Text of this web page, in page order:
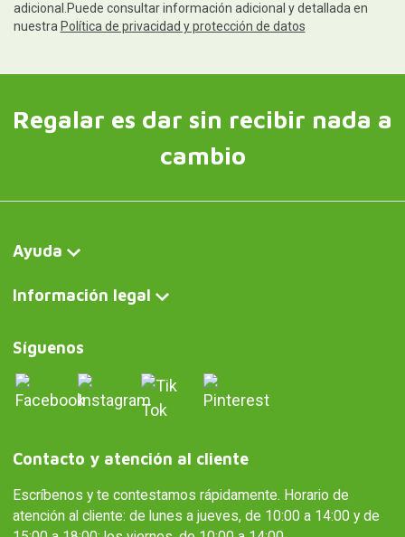
adicional.Puede consultar información adicional y detallada en
nuestra Política de privacidad y protección de datos
Regalar es dar sin recibir nada a
cambio
Ayuda
Información legal
Síguenos
Contacto y atención al cliente
Escríbenos y te contestamos rápidamente. Horario de
atención al cliente: de lunes a jueves, de 10:00 a 14:00 y de